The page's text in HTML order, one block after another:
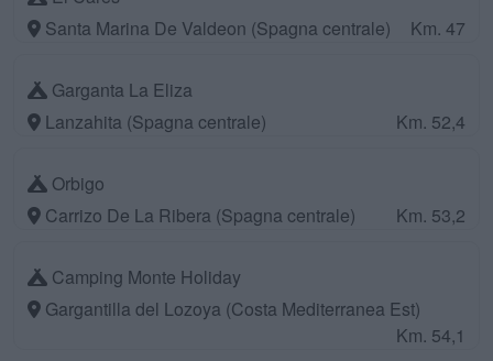
Santa Marina De Valdeon (Spagna centrale)
Km. 47
Garganta La Eliza
Lanzahita (Spagna centrale)
Km. 52,4
Orbigo
Carrizo De La Ribera (Spagna centrale)
Km. 53,2
Camping Monte Holiday
Gargantilla del Lozoya (Costa Mediterranea Est)
Km. 54,1